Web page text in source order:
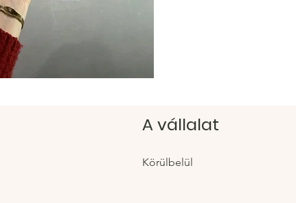
A vállalat
Körülbelül